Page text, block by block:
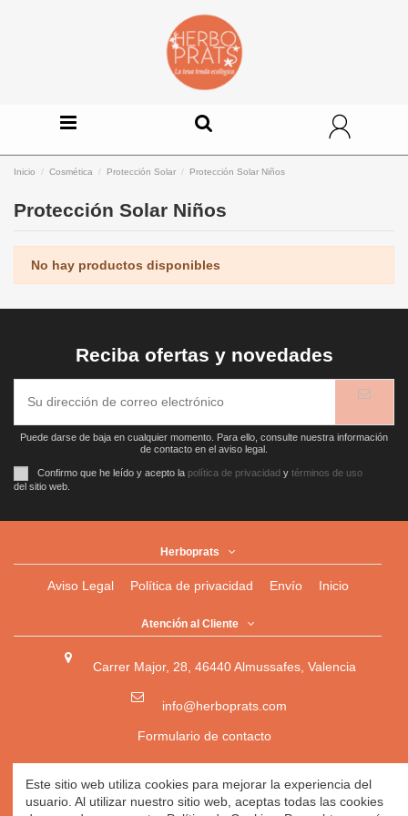
Inicio Cosmética Protección Solar Protección Solar Niños
Protección Solar Niños
No hay productos disponibles
Reciba ofertas y novedades
Puede darse de baja en cualquier momento. Para ello, consulte nuestra información
de contacto en el aviso legal.
Confirmo que he leído y acepto la política de privacidad y términos de uso
del sitio web.
Herboprats
Aviso Legal Política de privacidad Envío Inicio
Atención al Cliente
Carrer Major, 28, 46440 Almussafes, Valencia
info@herboprats.com
Formulario de contacto
Herbolario|Herboristería|Tienda Ecológica Online|
Herbodietética |Tienda Online de Productos Naturales|
Este sitio web utiliza cookies para mejorar la experiencia del
usuario. Al utilizar nuestro sitio web, aceptas todas las cookies